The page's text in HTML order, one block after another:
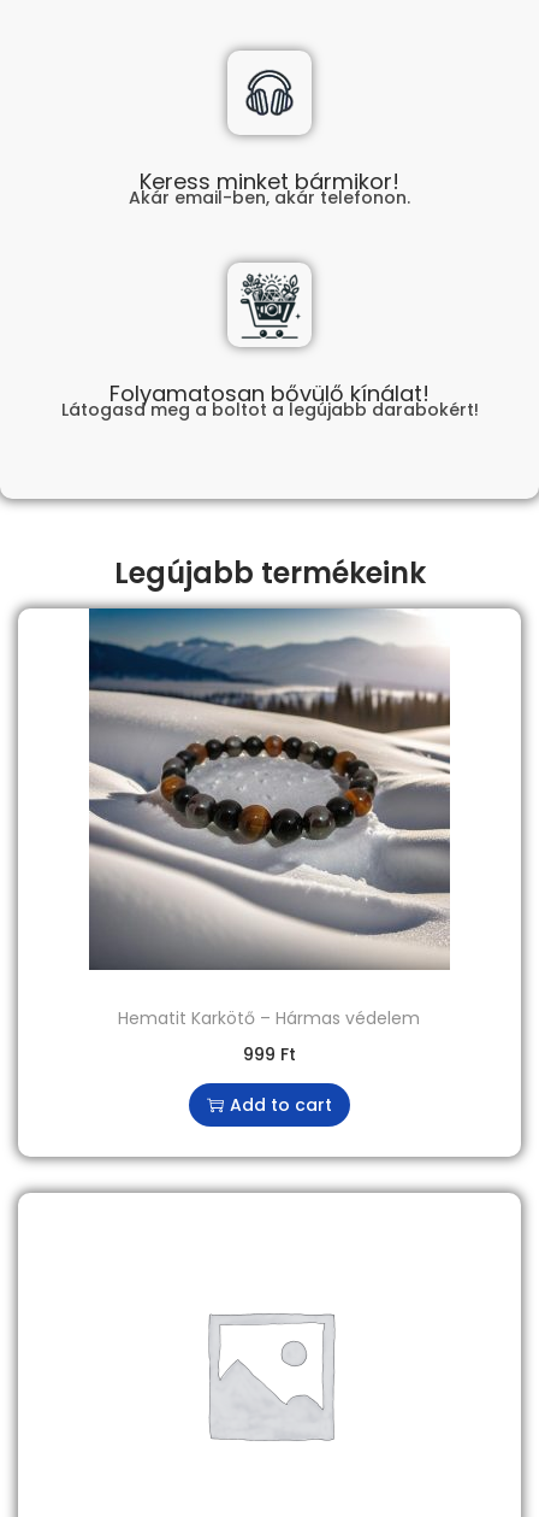
Keress minket bármikor!
Akár email-ben, akár telefonon.
Folyamatosan bővülő kínálat!
Látogasd meg a boltot a legújabb darabokért!
Legújabb termékeink
Hematit Karkötő – Hármas védelem
999 Ft
Add to cart